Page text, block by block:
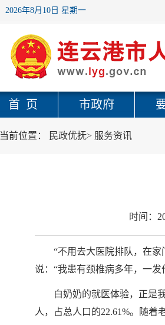
2026年8月10日 星期一
首 页 市政府
当前位置： 民政优抚> 服务资讯
时间：
“不用去大医院排队，在
说：“我患有颈椎病多年，一
白奶奶的就医体验，正是
人，占总人口的22.61%。随着